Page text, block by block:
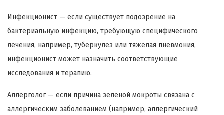
Инфекционист — если существует подозрение на
бактериальную инфекцию, требующую специфического
лечения, например, туберкулез или тяжелая пневмония,
инфекционист может назначить соответствующие
исследования и терапию.
Аллерголог — если причина зеленой мокроты связана с
аллергическим заболеванием (например, аллергический